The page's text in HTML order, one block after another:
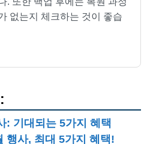
없는지 체크하는 것이 좋습
: 기대되는 5가지 혜택
행사, 최대 5가지 혜택!